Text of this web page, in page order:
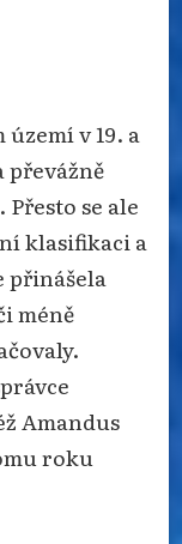
v 19. a
se ale
klasifikaci a
přinášela
méně
Amandus
roku